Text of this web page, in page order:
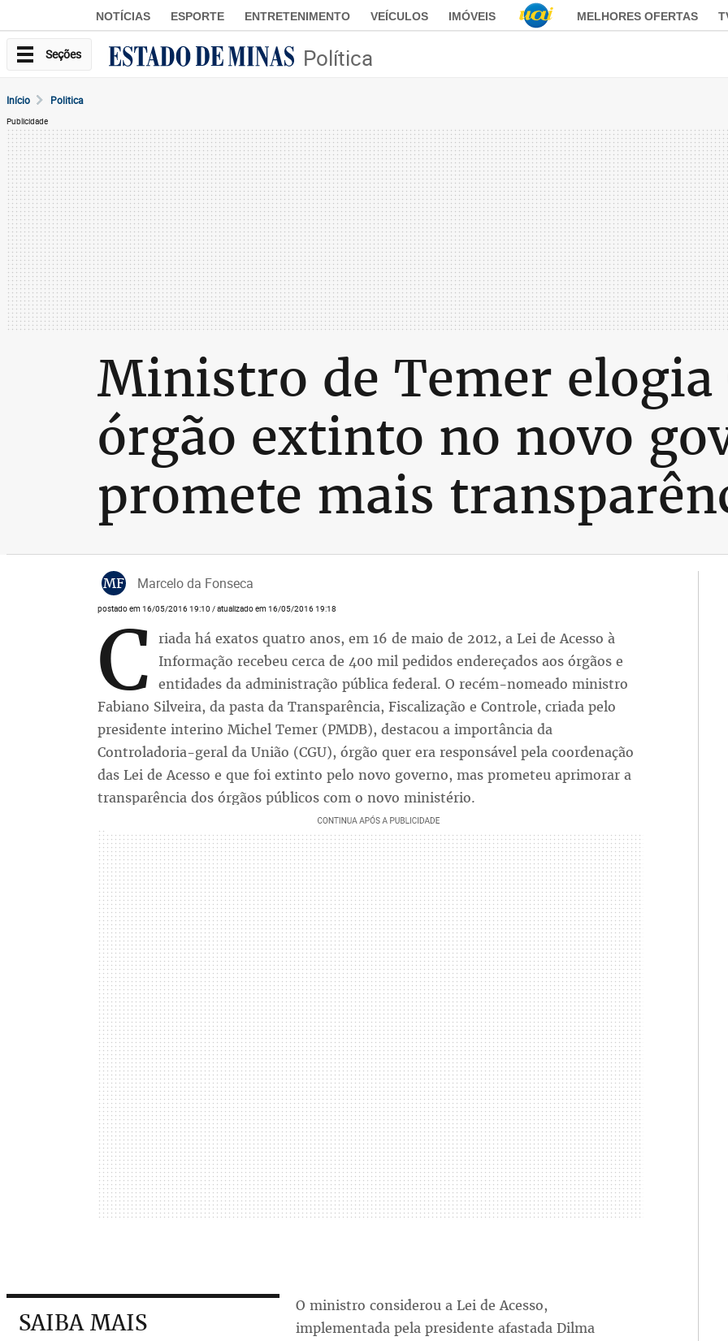
NOTÍCIAS ESPORTE ENTRETENIMENTO VEÍCULOS IMÓVEIS MELHORES OFERTAS
Seções Política
Início Politica
Publicidade
Ministro de Temer elogia
órgão extinto no novo
promete mais
MF Marcelo da Fonseca
postado em 16/05/2016 19:10 / atualizado em 16/05/2016 19:18
C riada há exatos quatro anos, em 16 de maio de 2012, a Lei de Acesso à
Informação recebeu cerca de 400 mil pedidos endereçados aos órgãos e
entidades da administração pública federal. O recém-nomeado ministro
Fabiano Silveira, da pasta da Transparência, Fiscalização e Controle, criada pelo
presidente interino Michel Temer (PMDB), destacou a importância da
Controladoria-geral da União (CGU), órgão quer era responsável pela coordenação
das Lei de Acesso e que foi extinto pelo novo governo, mas prometeu aprimorar a
transparência dos órgãos públicos com o novo ministério.
SAIBA MAIS
O ministro considerou a Lei de Acesso,
implementada pela presidente afastada Dilma